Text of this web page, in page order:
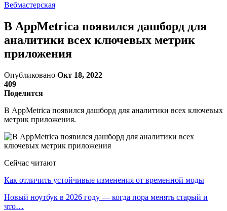
Вебмастерская
В AppMetrica появился дашборд для
аналитики всех ключевых метрик
приложения
Опубликовано Окт 18, 2022
409
Поделится
В AppMetrica появился дашборд для аналитики всех ключевых
метрик приложения.
Сейчас читают
Как отличить устойчивые изменения от временной моды
Новый ноутбук в 2026 году — когда пора менять старый и
что…